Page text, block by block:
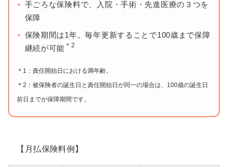
手ごろな保険料で、入院・手術・先進医療の３つを
保障
保険期間は1年。毎年更新することで100歳まで保障
継続が可能 ＊2
＊1：責任開始日における満年齢。
＊2：被保険者の誕生日と責任開始日が同一の場合は、100歳の誕生日
前日までが保障期間です。
【月払保険料例】